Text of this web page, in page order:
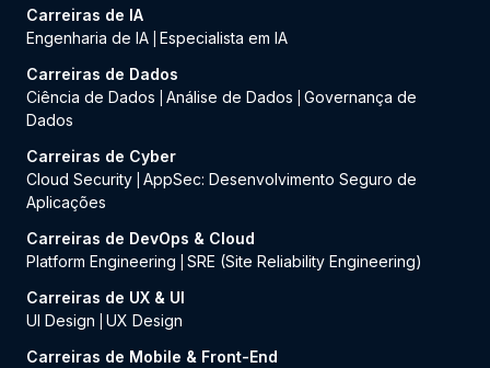
Carreiras de IA
Engenharia de IA Especialista em IA
Carreiras de Dados
Ciência de Dados
Análise de Dados
Governança de
Dados
Carreiras de Cyber
Cloud Security AppSec: Desenvolvimento Seguro de
Aplicações
Carreiras de DevOps & Cloud
Platform Engineering
SRE (Site Reliability Engineering)
Carreiras de UX & UI
UI Design
UX Design
Carreiras de Mobile & Front-End